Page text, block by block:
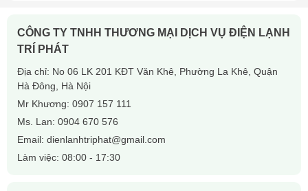
CÔNG TY TNHH THƯƠNG MẠI DỊCH VỤ ĐIỆN LẠNH
TRÍ PHÁT
Địa chỉ: No 06 LK 201 KĐT Văn Khê, Phường La Khê, Quận
Hà Đông, Hà Nội
Mr Khương: 0907 157 111
Ms. Lan: 0904 670 576
Email: dienlanhtriphat@gmail.com
Làm việc: 08:00 - 17:30